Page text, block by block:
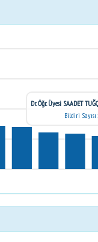
Dr. Öğr. Üyesi SAADET
Bildiri